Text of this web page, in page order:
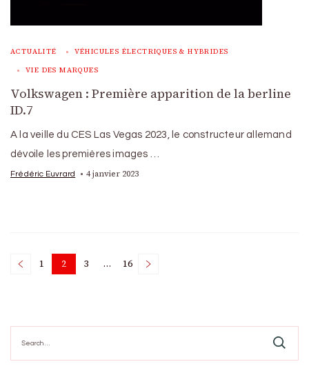
ACTUALITÉ VÉHICULES ÉLECTRIQUES & HYBRIDES
VIE DES MARQUES
Volkswagen : Première apparition de la berline
ID.7
A la veille du CES Las Vegas 2023, le constructeur allemand
dévoile les premières images …
Frédéric Euvrard 4 janvier 2023
Posts
Page
1 Page
2 Page
3 … Page
16
for: